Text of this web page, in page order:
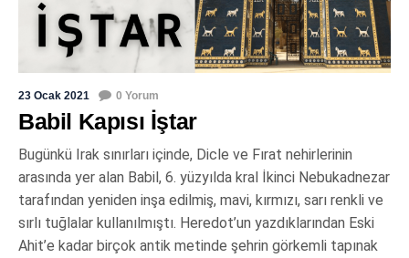
23 Ocak 2021 0 Yorum
Babil Kapısı İştar
Bugünkü Irak sınırları içinde, Dicle ve Fırat nehirlerinin
arasında yer alan Babil, 6. yüzyılda kral İkinci Nebukadnezar
tarafından yeniden inşa edilmiş, mavi, kırmızı, sarı renkli ve
sırlı tuğlalar kullanılmıştı. Heredot’un yazdıklarından Eski
Ahit’e kadar birçok antik metinde şehrin görkemli tapınak